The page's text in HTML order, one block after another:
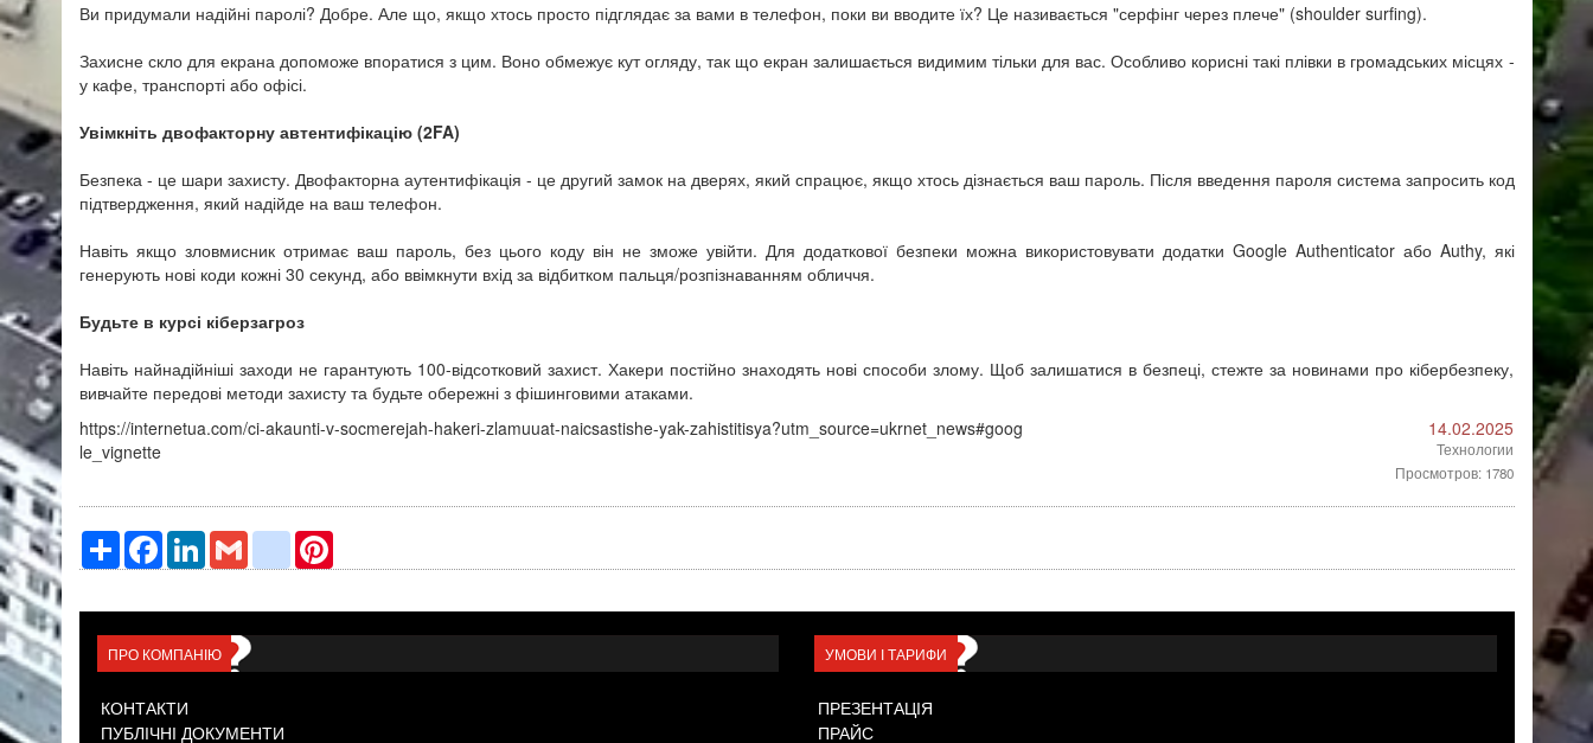
Ви придумали надійні паролі? Добре. Але що, якщо хтось просто підглядає за вами в телефон, поки ви вводите їх? Це називається "серфінг через плече" (shoulder surfing).
Захисне скло для екрана допоможе впоратися з цим. Воно обмежує кут огляду, так що екран залишається видимим тільки для вас. Особливо корисні такі плівки в громадських місцях -
у кафе, транспорті або офісі.
Увімкніть двофакторну автентифікацію (2FA)
Безпека - це шари захисту. Двофакторна аутентифікація - це другий замок на дверях, який спрацює, якщо хтось дізнається ваш пароль. Після введення пароля система запросить код
підтвердження, який надійде на ваш телефон.
Навіть якщо зловмисник отримає ваш пароль, без цього коду він не зможе увійти. Для додаткової безпеки можна використовувати додатки Google Authenticator або Authy, які
генерують нові коди кожні 30 секунд, або ввімкнути вхід за відбитком пальця/розпізнаванням обличчя.
Будьте в курсі кіберзагроз
Навіть найнадійніші заходи не гарантують 100-відсотковий захист. Хакери постійно знаходять нові способи злому. Щоб залишатися в безпеці, стежте за новинами про кібербезпеку,
вивчайте передові методи захисту та будьте обережні з фішинговими атаками.
https://internetua.com/ci-akaunti-v-socmerejah-hakeri-zlamuuat-naicsastishe-yak-zahistitisya?utm_source=ukrnet_news#goog
le_vignette
14.02.2025
Технологии
Просмотров: 1780
РесурсFacebook
LinkedInGmailgoogle_bookmarks
Pinterest
ПРО КОМПАНІЮ
КОНТАКТИ
ПУБЛІЧНІ ДОКУМЕНТИ
УМОВИ І ТАРИФИ
ПРЕЗЕНТАЦІЯ
ПРАЙС